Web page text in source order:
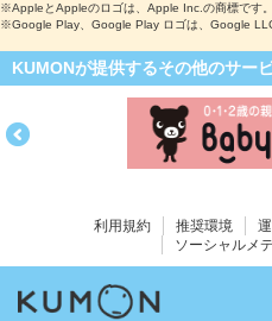
※AppleとAppleのロゴは、Apple Inc.の商標です。
※Google Play、Google Play ロゴは、Google
KUMONが提供するその他のサー
利用規約 推奨環境
ソーシャルメ